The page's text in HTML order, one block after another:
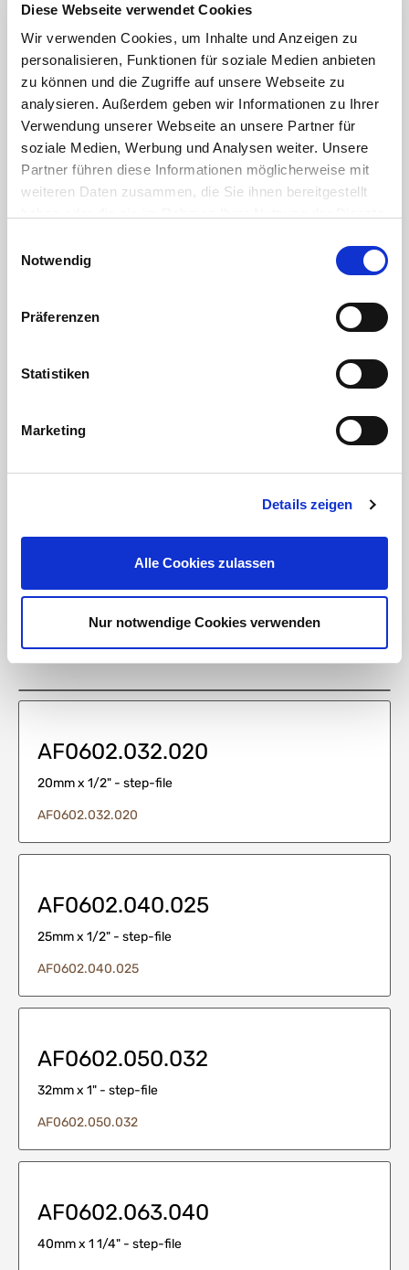
Diese Webseite verwendet Cookies
Wir verwenden Cookies, um Inhalte und Anzeigen zu
personalisieren, Funktionen für soziale Medien anbieten
zu können und die Zugriffe auf unsere Webseite zu
analysieren. Außerdem geben wir Informationen zu Ihrer
Verwendung unserer Webseite an unsere Partner für
soziale Medien, Werbung und Analysen weiter. Unsere
Partner führen diese Informationen möglicherweise mit
weiteren Daten zusammen, die Sie ihnen bereitgestellt
Cookies, wenn Sie unsere Webseite weiterhin nutzen.
Notwendig
Präferenzen
Statistiken
Marketing
Details zeigen
Alle Cookies zulassen
Nur notwendige Cookies verwenden
DOWNLOAD
DOWNLOAD
die Gewindekennung - oder warum 1" eben keine 25,4mm sind
chemische Beständigkeit von Kunststoffen
Norisstraße 4
E-Mail:info@ht-connect.de
Medien
AF0602.032.020
20mm x 1/2" - step-file
AF0602.032.020
AF0602.040.025
25mm x 1/2" - step-file
AF0602.040.025
AF0602.050.032
32mm x 1" - step-file
AF0602.050.032
AF0602.063.040
40mm x 1 1/4" - step-file